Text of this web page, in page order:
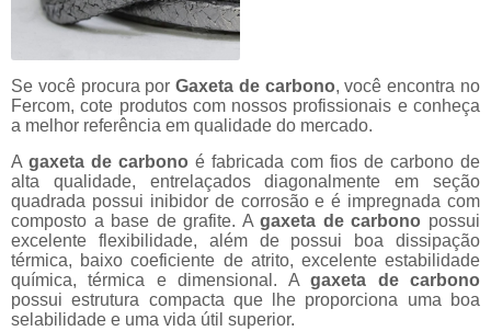
Se você procura porGaxeta de carbono, você encontra no
Fercom, cote produtos com nossos profissionais e conheça
a melhor referência em qualidade do mercado.
A gaxeta de carbono é fabricada com fios de carbono de
alta qualidade, entrelaçados diagonalmente em seção
quadrada possui inibidor de corrosão e é impregnada com
composto a base de grafite. Agaxeta de carbono possui
excelente flexibilidade, além de possui boa dissipação
térmica, baixo coeficiente de atrito, excelente estabilidade
química, térmica e dimensional. Agaxeta de carbono
possui estrutura compacta que lhe proporciona uma boa
selabilidade e uma vida útil superior.